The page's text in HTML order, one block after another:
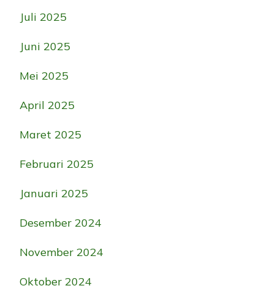
Juli 2025
Juni 2025
Mei 2025
April 2025
Maret 2025
Februari 2025
Januari 2025
Desember 2024
November 2024
Oktober 2024